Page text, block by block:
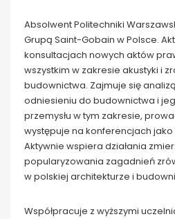
Absolwent Politechniki
Grupą Saint-Gobain w Polsce.
konsultacjach nowych aktów
wszystkim w zakresie akustyki i
budownictwa. Zajmuje się
odniesieniu do budownictwa i
przemysłu w tym zakresie,
występuje na konferencjach
Aktywnie wspiera działania
popularyzowania zagadnień
w polskiej architekturze i
Współpracuje z wyższymi